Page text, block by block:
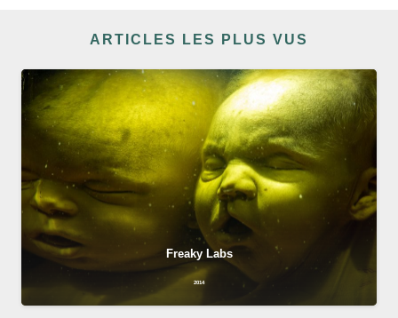
ARTICLES LES PLUS VUS
Freaky Labs
2014